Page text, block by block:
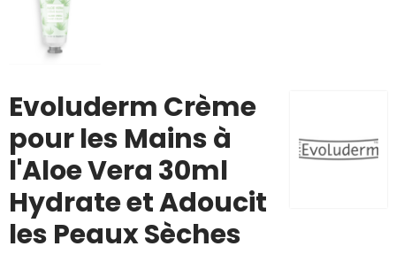
Evoluderm Crème
pour les Mains à
l'Aloe Vera 30ml
Hydrate et Adoucit
les Peaux Sèches